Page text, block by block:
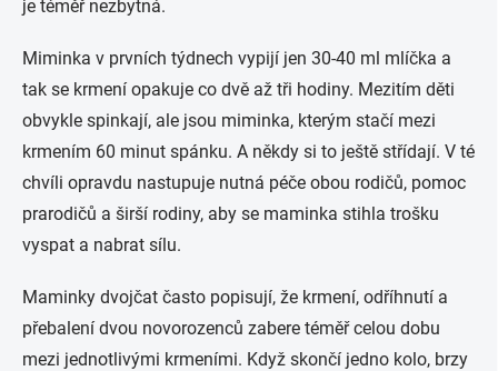
je téměř nezbytná.
Miminka v prvních týdnech vypijí jen 30-40 ml mlíčka a
tak se krmení opakuje co dvě až tři hodiny. Mezitím děti
obvykle spinkají, ale jsou miminka, kterým stačí mezi
krmením 60 minut spánku. A někdy si to ještě střídají. V té
chvíli opravdu nastupuje nutná péče obou rodičů, pomoc
prarodičů a širší rodiny, aby se maminka stihla trošku
vyspat a nabrat sílu.
Maminky dvojčat často popisují, že krmení, odříhnutí a
přebalení dvou novorozenců zabere téměř celou dobu
mezi jednotlivými krmeními. Když skončí jedno kolo, brzy